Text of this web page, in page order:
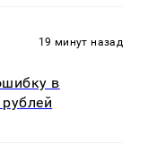
19 минут назад
в